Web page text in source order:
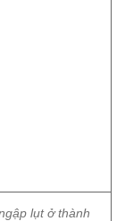
lụt ở thành